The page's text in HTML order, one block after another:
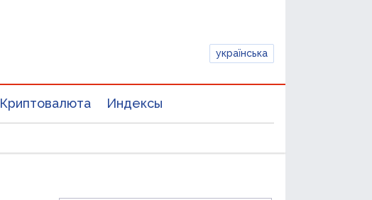
українська
Криптовалюта Индексы